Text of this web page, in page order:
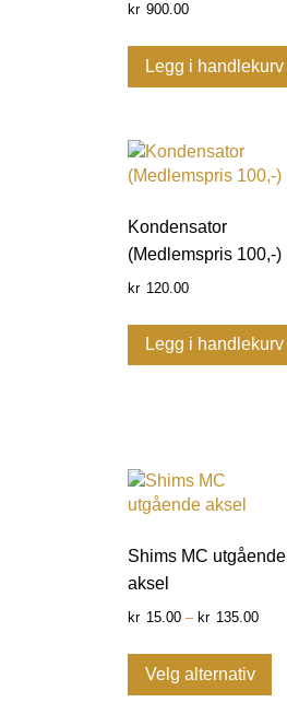
kr 900.00
Legg i handlekurv
Kondensator
(Medlemspris 100,-)
kr 120.00
Legg i handlekurv
Shims MC utgående
aksel
kr 15.00 – kr 135.00
Velg alternativ